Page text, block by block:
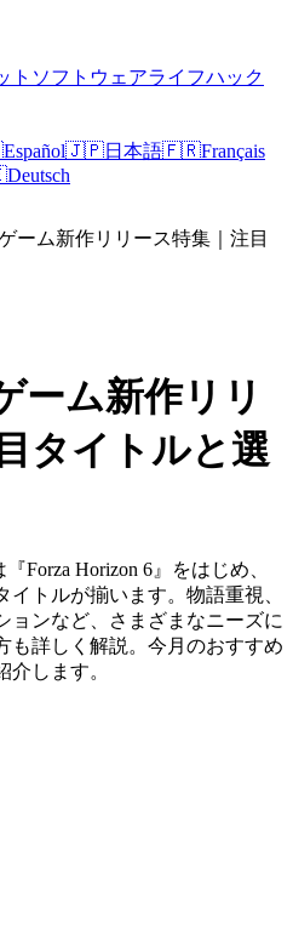
ト ソフトウェアライフハック
Español🇯🇵日本語🇫🇷Français
Deutsch
ーム新作リリース特集｜注目
ーム新作リリ
タイトルと選
Forza Horizon 6』をはじめ、
トルが揃います。物語重視、
ョンなど、さまざまなニーズに
も詳しく解説。今月のおすすめ
します。